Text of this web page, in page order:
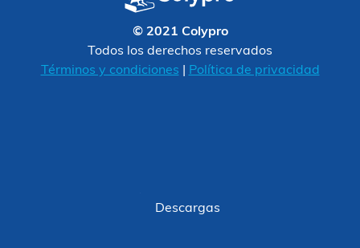
© 2021 Colypro
Todos los derechos reservados
Términos y condiciones
Política de privacidad
Descargas